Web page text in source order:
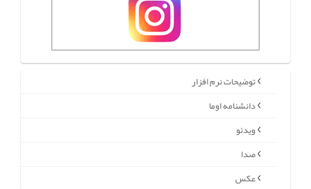
توضیحات نرم افزار
دانشنامه اوما
ویدئو
صدا
عکس